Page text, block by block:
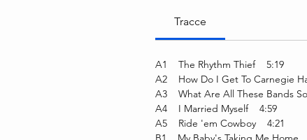
Tracce
A1 The Rhythm Thief 5:19
A2 How Do I Get To Carnegie
A3 What Are All These Bands
A4 I Married Myself 4:59
A5 Ride 'em Cowboy 4:21